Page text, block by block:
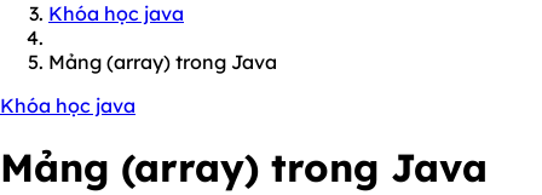
Khóa học java
Mảng (array) trong Java
Khóa học java
Mảng (array) trong Java